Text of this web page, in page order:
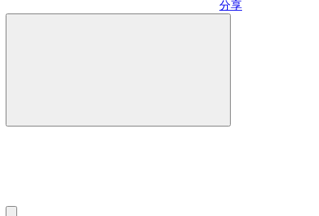
分享